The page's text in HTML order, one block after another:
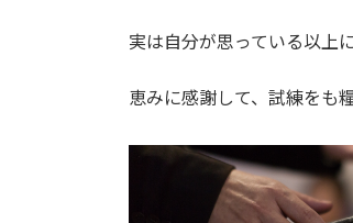
実は自分が思っている以上
恵みに感謝して、試練をも